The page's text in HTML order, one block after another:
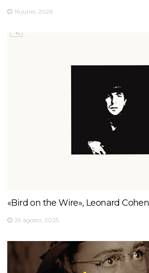
16 junio, 2026
«Bird on the Wire», Leonard Cohen
29 agosto, 2025